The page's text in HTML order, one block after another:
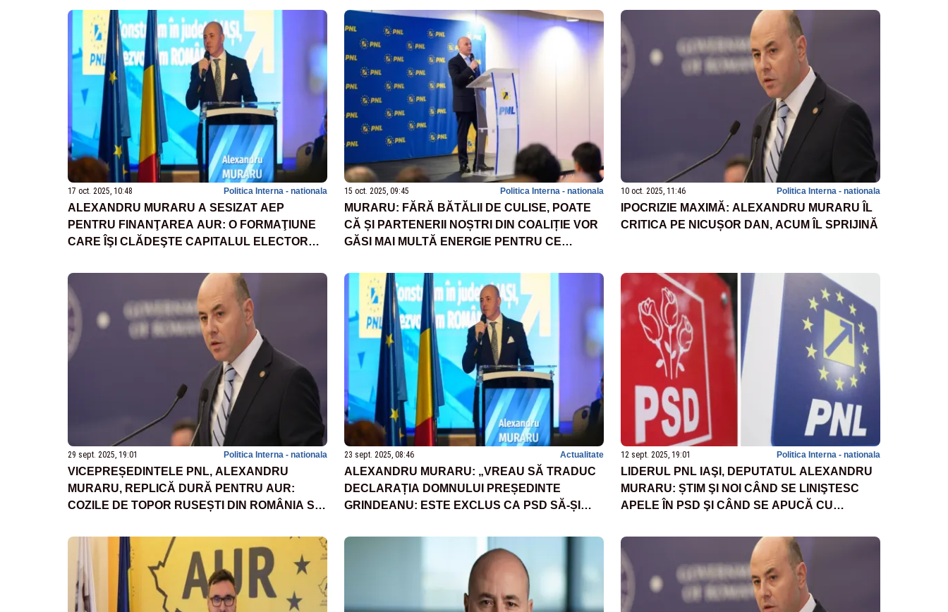
17 oct. 2025, 10:48 Politica Interna - nationala
ALEXANDRU MURARU A SESIZAT AEP
PENTRU FINANŢAREA AUR: O FORMAŢIUNE
CARE ÎŞI CLĂDEŞTE CAPITALUL ELECTORAL
LEGII
15 oct. 2025, 09:45 Politica Interna - nationala
MURARU: FĂRĂ BĂTĂLII DE CULISE, POATE
CĂ ȘI PARTENERII NOȘTRI DIN COALIȚIE VOR
GĂSI MAI MULTĂ ENERGIE PENTRU CE
CARE ROMÂNIA ARE NEVOIE ACUM
10 oct. 2025, 11:46 Politica Interna - nationala
IPOCRIZIE MAXIMĂ: ALEXANDRU MURARU ÎL
CRITICA PE NICUȘOR DAN, ACUM ÎL SPRIJINĂ
29 sept. 2025, 19:01 Politica Interna - nationala
VICEPREȘEDINTELE PNL, ALEXANDRU
MURARU, REPLICĂ DURĂ PENTRU AUR:
COZILE DE TOPOR RUSEȘTI DIN ROMÂNIA S-
INJECTEAZĂ MILIOANE DE EURO ÎN
PROPAGANDĂ
23 sept. 2025, 08:46 Actualitate
ALEXANDRU MURARU: „VREAU SĂ TRADUC
DECLARAȚIA DOMNULUI PREȘEDINTE
GRINDEANU: ESTE EXCLUS CA PSD SĂ-ȘI
GRELE PENTRU ROMÂNIA”
12 sept. 2025, 19:01 Politica Interna - nationala
LIDERUL PNL IAŞI, DEPUTATUL ALEXANDRU
MURARU: ȘTIM ŞI NOI CÂND SE LINIŞTESC
APELE ÎN PSD ŞI CÂND SE APUCĂ CU